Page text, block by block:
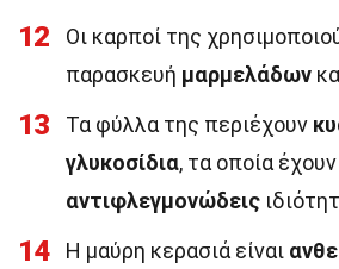
12
Οι καρποί της
παρασκευή μαρμελάδων
13 Τα φύλλα της περιέχουν
γλυκοσίδια, τα οποία έχουν
αντιφλεγμονώδεις
14 Η μαύρη κερασιά είναι